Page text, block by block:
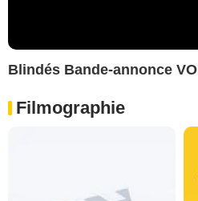
Blindés Bande-annonce VO
Filmographie